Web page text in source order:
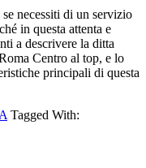
necessiti di un servizio
in questa attenta e
a descrivere la ditta
Centro al top, e lo
principali di questa
Tagged With: